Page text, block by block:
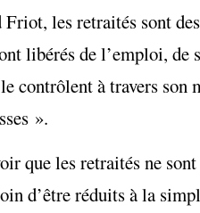
les retraités sont
libérés de l’emploi, de
contrôlent à travers
».
que les retraités ne
d’être réduits à la